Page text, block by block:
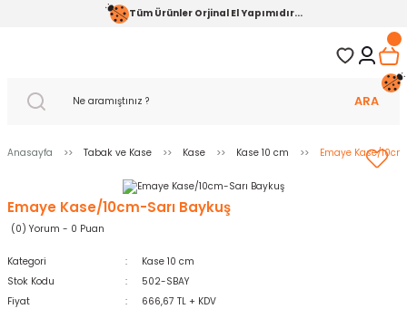
Tüm Ürünler Orjinal El Yapımıdır...
ARA
Anasayfa Tabak ve Kase Kase Kase 10 cm Emaye Kase/
Emaye Kase/10cm-Sarı Baykuş
(0) Yorum - 0 Puan
Kategori
Kase 10 cm
Stok Kodu
502-SBAY
Fiyat
666,67 TL + KDV